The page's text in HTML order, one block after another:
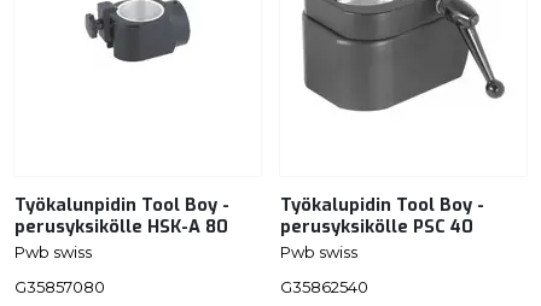
Työkalunpidin Tool Boy -
perusyksikölle HSK-A 80
Pwb swiss
G35857080
Työkalupidin Tool Boy -
perusyksikölle PSC 40
Pwb swiss
G35862540